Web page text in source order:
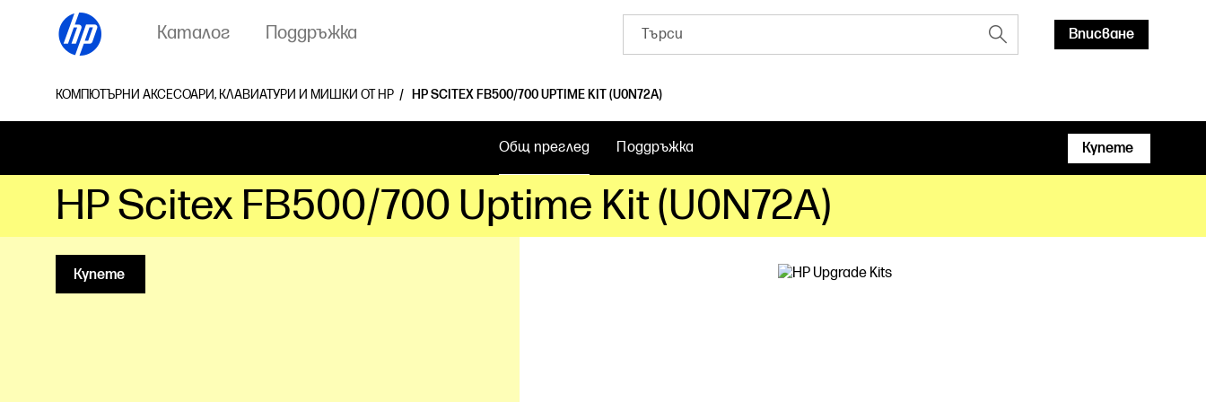
Каталог Поддръжка Вписване
КОМПЮТЪРНИ АКСЕСОАРИ, КЛАВИАТУРИ И МИШКИ ОТ HP HP SCITEX FB500/700 UPTIME KIT (U0N72A)
Общ преглед Поддръжка Купете
HP Scitex FB500/700 Uptime Kit (U0N72A)
Купете